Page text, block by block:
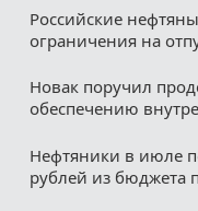
Российские
ограничения на
Новак поручил
обеспечению
Нефтяники в июле
рублей из бюджета